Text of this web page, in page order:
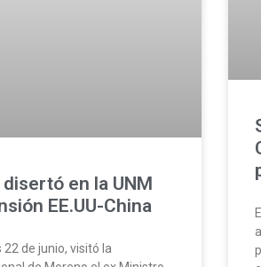
disertó en la UNM
EE.UU-China
22 de junio, visitó la